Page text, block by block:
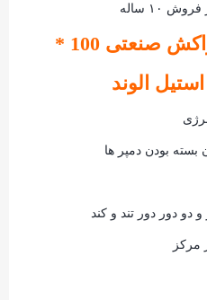
ساله
مزایای استفاده از هواکش صنعتی 100 *
بسته بودن دمپر ها
دو دور دور تند و کند
مرکز